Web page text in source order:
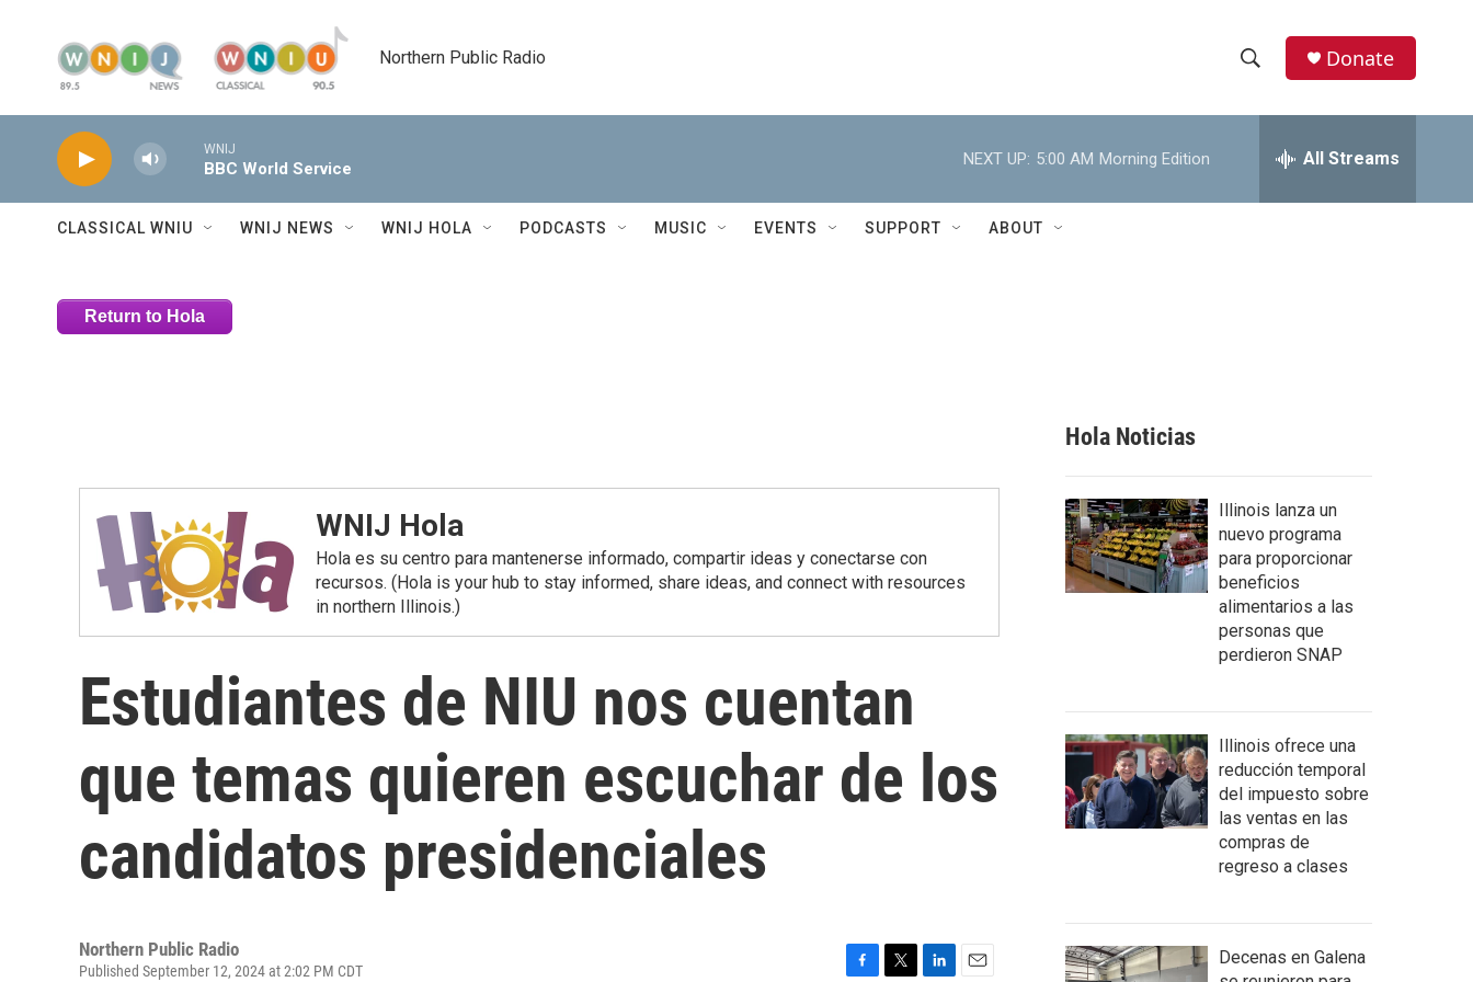
Northern Public Radio
h
w
h
e
h
Donate
WNIJ
BBC World Service
NEXT UP: 5:00 AM Morning Edition All Streams
CLASSICAL WNIU WNIJ NEWS WNIJ HOLA PODCASTS MUSIC EVENTS SUPPORT ABOUT
Return to Hola
WNIJ Hola
Hola es su centro para mantenerse informado, compartir ideas y conectarse con
recursos. (Hola is your hub to stay informed, share ideas, and connect with resources
in northern Illinois.)
Estudiantes de NIU nos cuentan
que temas quieren escuchar de los
candidatos presidenciales
Northern Public Radio
Published September 12, 2024 at 2:02 PM CDT
Hola Noticias
Illinois lanza un
nuevo programa
para proporcionar
beneficios
alimentarios a las
personas que
perdieron SNAP
Illinois ofrece una
reducción temporal
del impuesto sobre
las ventas en las
compras de
regreso a clases
Decenas en Galena